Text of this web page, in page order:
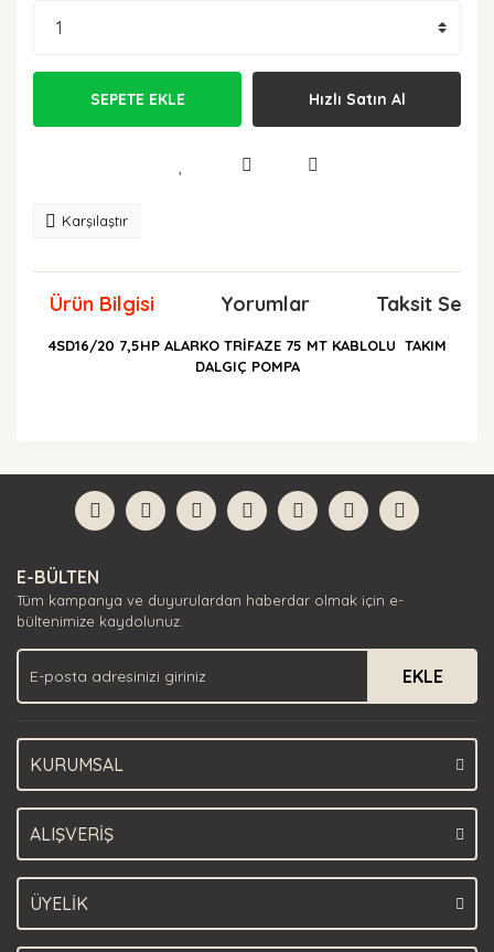
SEPETE EKLE Hızlı Satın Al
Karşılaştır
Ürün Bilgisi Yorumlar Taksit
4SD16/20 7,5HP ALARKO TRİFAZE 75 MT KABLOLU TAKIM
DALGIÇ POMPA
Yorum Yaz
formunu kullanarak tarafımıza iletebilirsiniz.
Görüş ve önerileriniz için teşekkür ederiz.
Ürün açıklamasında eksik bilgiler bulunuyor.
Ürün bilgilerinde hatalar bulunuyor.
Ürün fiyatı diğer sitelerden daha pahalı.
Bu ürüne benzer farklı alternatifler olmalı.
E-BÜLTEN
Tüm kampanya ve duyurulardan haberdar olmak için e-
bültenimize kaydolunuz.
EKLE
KURUMSAL
ALIŞVERİŞ
ÜYELİK